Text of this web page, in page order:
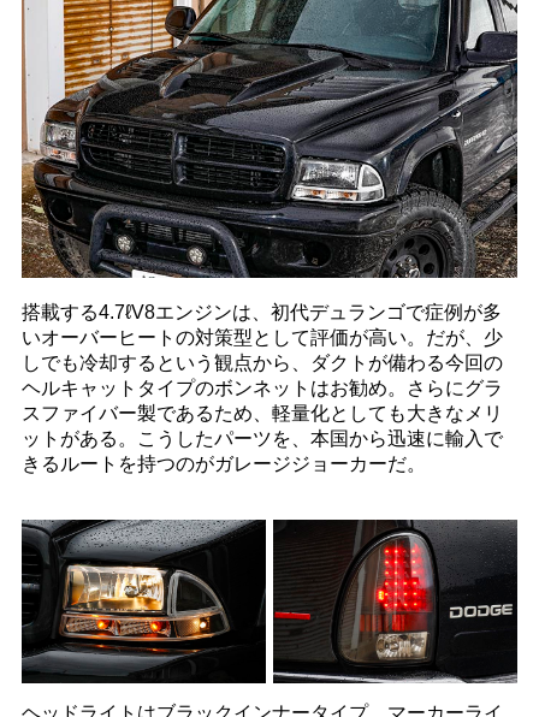
搭載する4.7ℓV8エンジンは、初代デュランゴで症例が多
いオーバーヒートの対策型として評価が高い。だが、少
しでも冷却するという観点から、ダクトが備わる今回の
ヘルキャットタイプのボンネットはお勧め。さらにグラ
スファイバー製であるため、軽量化としても大きなメリ
ットがある。こうしたパーツを、本国から迅速に輸入で
きるルートを持つのがガレージジョーカーだ。
ヘッドライトはブラックインナータイプ、マーカーライ